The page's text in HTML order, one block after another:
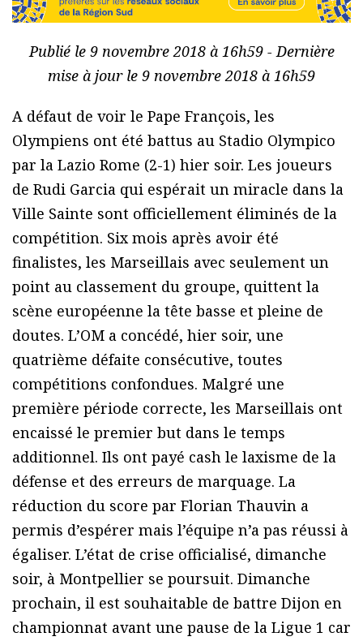
Publié le 9 novembre 2018 à 16h59 - Dernière
mise à jour le 9 novembre 2018 à 16h59
A défaut de voir le Pape François, les
Olympiens ont été battus au Stadio Olympico
par la Lazio Rome (2-1) hier soir. Les joueurs
de Rudi Garcia qui espérait un miracle dans la
Ville Sainte sont officiellement éliminés de la
compétition. Six mois après avoir été
finalistes, les Marseillais avec seulement un
point au classement du groupe, quittent la
scène européenne la tête basse et pleine de
doutes. L’OM a concédé, hier soir, une
quatrième défaite consécutive, toutes
compétitions confondues. Malgré une
première période correcte, les Marseillais ont
encaissé le premier but dans le temps
additionnel. Ils ont payé cash le laxisme de la
défense et des erreurs de marquage. La
réduction du score par Florian Thauvin a
permis d’espérer mais l’équipe n’a pas réussi à
égaliser. L’état de crise officialisé, dimanche
soir, à Montpellier se poursuit. Dimanche
prochain, il est souhaitable de battre Dijon en
championnat avant une pause de la Ligue 1 car